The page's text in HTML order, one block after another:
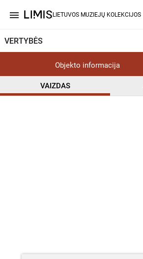
menu LIETUVOS MUZIEJŲ KOLEKCIJOS
VERTYBĖS
Objekto informacija
VAIZDAS